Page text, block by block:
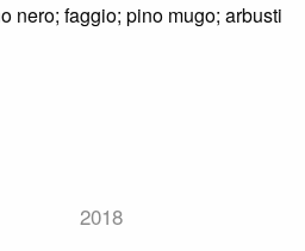
nero; faggio; pino mugo; arbusti